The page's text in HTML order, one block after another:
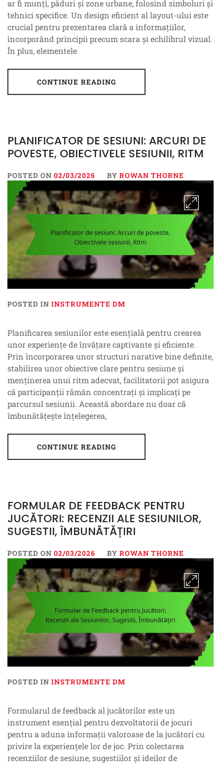
ar fi munți, păduri și zone urbane, folosind simboluri și
tehnici specifice. Un design eficient al layout-ului este
crucial pentru prezentarea clară a informațiilor,
încorporând principii precum scara și echilibrul vizual.
În plus, elementele
CONTINUE READING
PLANIFICATOR DE SESIUNI: ARCURI DE
POVESTE, OBIECTIVELE SESIUNII, RITM
POSTED ON 02/03/2026 BY ROWAN THORNE
POSTED IN INSTRUMENTE DM
Planificarea sesiunilor este esențială pentru crearea
unor experiențe de învățare captivante și eficiente.
Prin încorporarea unor structuri narative bine definite,
stabilirea unor obiective clare pentru sesiune și
menținerea unui ritm adecvat, facilitatorii pot asigura
că participanții rămân concentrați și implicați pe
parcursul sesiunii. Această abordare nu doar că
îmbunătățește înțelegerea,
CONTINUE READING
FORMULAR DE FEEDBACK PENTRU
JUCĂTORI: RECENZII ALE SESIUNILOR,
SUGESTII, ÎMBUNĂTĂȚIRI
POSTED ON 02/03/2026 BY ROWAN THORNE
POSTED IN INSTRUMENTE DM
Formularul de feedback al jucătorilor este un
instrument esențial pentru dezvoltatorii de jocuri
pentru a aduna informații valoroase de la jucători cu
privire la experiențele lor de joc. Prin colectarea
recenziilor de sesiune, sugestiilor și ideilor de